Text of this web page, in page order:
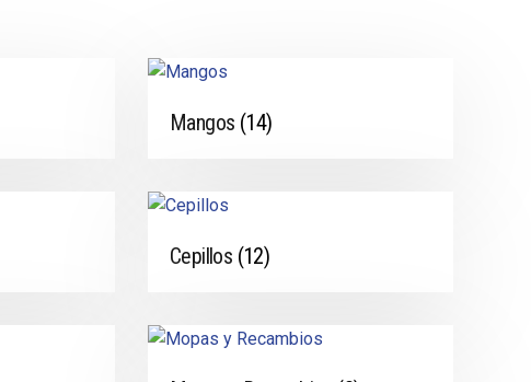
Mangos (14)
Cepillos (12)